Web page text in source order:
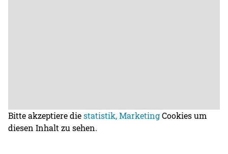
Bitte akzeptiere diestatistik, MarketingCookies um
diesen Inhalt zu sehen.